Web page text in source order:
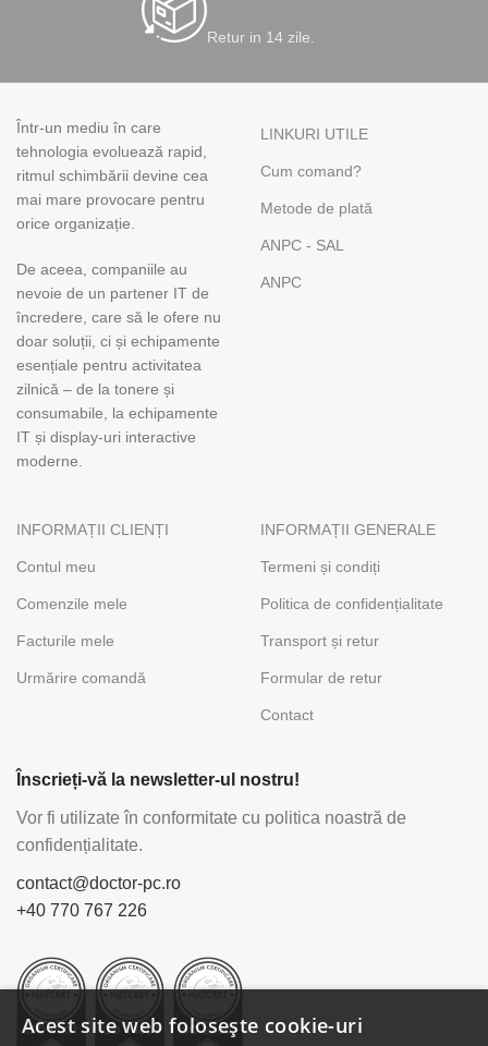
Retur in 14 zile.
Într-un mediu în care
tehnologia evoluează rapid,
ritmul schimbării devine cea
mai mare provocare pentru
orice organizație.
De aceea, companiile au
nevoie de un partener IT de
încredere, care să le ofere nu
doar soluții, ci și echipamente
esențiale pentru activitatea
zilnică – de la tonere și
consumabile, la echipamente
IT și display-uri interactive
moderne.
LINKURI UTILE
Cum comand?
Metode de plată
ANPC - SAL
ANPC
INFORMAȚII CLIENȚI
Contul meu
Comenzile mele
Facturile mele
Urmărire comandă
INFORMAȚII GENERALE
Termeni și condiți
Politica de confidențialitate
Transport și retur
Formular de retur
Contact
Înscrieți-vă la newsletter-ul nostru!
Vor fi utilizate în conformitate cu politica noastră de
confidențialitate.
contact@doctor-pc.ro
+40 770 767 226
Acest site web folosește cookie-uri